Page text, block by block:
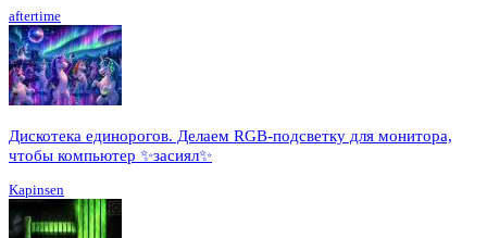
aftertime
Дискотека единорогов. Делаем RGB-подсветку для монитора,
чтобы компьютер ✨засиял✨
Kapinsen